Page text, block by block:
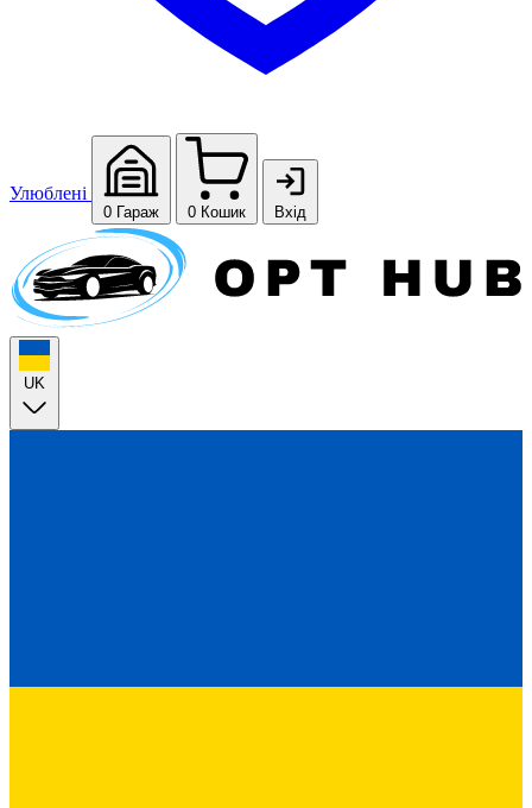
Улюблені
0 Гараж 0 Кошик Вхід